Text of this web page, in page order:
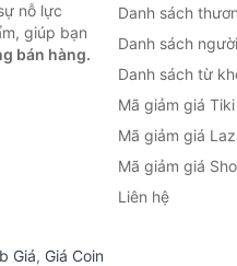
nỗ lực
giúp bạn
bán hàng.
Danh sách
Danh sách
Danh sách từ
Mã giảm giá Tiki
Mã giảm giá
Mã giảm giá
Liên hệ
Giá, Giá Coin